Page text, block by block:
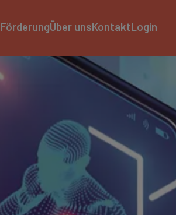
FörderungÜber unsKontaktLogin